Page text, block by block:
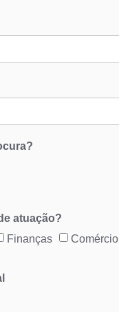
atuação?
Finanças Comércio